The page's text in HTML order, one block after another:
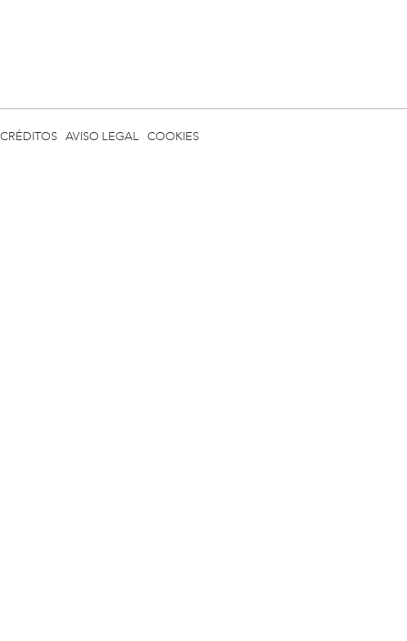
CRÉDITOS AVISO LEGAL COOKIES